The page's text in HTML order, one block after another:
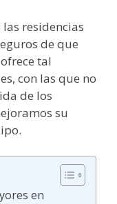
residencias
de que
tal
con las que no
de los
su
en